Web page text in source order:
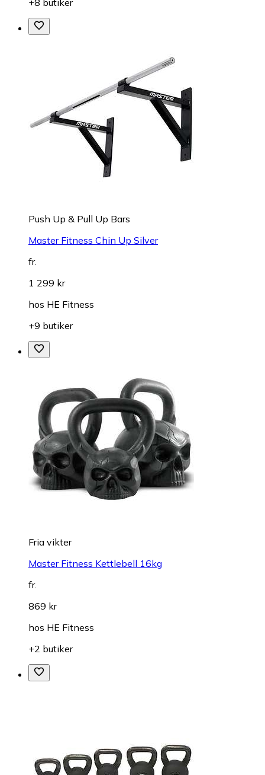
Push Up & Pull Up Bars
Master Fitness Chin Up Silver
fr.
1 299 kr
hos HE Fitness
+9 butiker
Fria vikter
Master Fitness Kettlebell 16kg
fr.
869 kr
hos HE Fitness
+2 butiker